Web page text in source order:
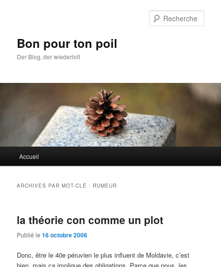
Bon pour ton poil
Der Blog, der wiederlolt
principal
Accueil
ARCHIVES PAR MOT-CLÉ : RUMEUR
la théorie con comme un plot
Publié le16 octobre 2006
Donc, être le 40e péruvien le plus influent de Moldavie, c’est